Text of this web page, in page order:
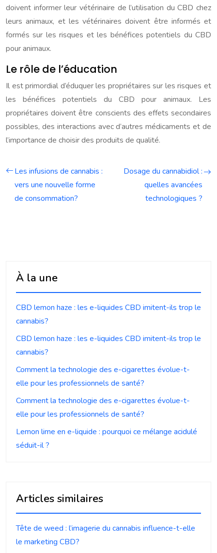
doivent informer leur vétérinaire de l’utilisation du CBD chez
leurs animaux, et les vétérinaires doivent être informés et
formés sur les risques et les bénéfices potentiels du CBD
pour animaux.
Le rôle de l’éducation
Il est primordial d’éduquer les propriétaires sur les risques et
les bénéfices potentiels du CBD pour animaux. Les
propriétaires doivent être conscients des effets secondaires
possibles, des interactions avec d’autres médicaments et de
l’importance de choisir des produits de qualité.
Les infusions de cannabis :
vers une nouvelle forme
de consommation?
Dosage du cannabidiol :
quelles avancées
technologiques ?
À la une
CBD lemon haze : les e-liquides CBD imitent-ils trop le
cannabis?
CBD lemon haze : les e-liquides CBD imitent-ils trop le
cannabis?
Comment la technologie des e-cigarettes évolue-t-
elle pour les professionnels de santé?
Comment la technologie des e-cigarettes évolue-t-
elle pour les professionnels de santé?
Lemon lime en e-liquide : pourquoi ce mélange acidulé
séduit-il ?
Articles similaires
Tête de weed : l’imagerie du cannabis influence-t-elle
le marketing CBD?